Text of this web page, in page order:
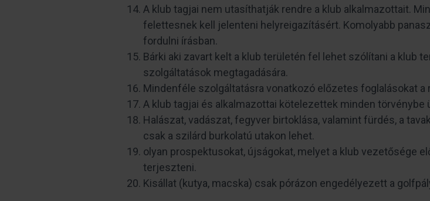
A klub tagjai nem utasíthatják rendre a klub alkalmazottait.
felettesnek kell jelenteni helyreigazításért. Komolyabb
fordulni írásban.
Bárki aki zavart kelt a klub területén fel lehet szólítani a klub
szolgáltatások megtagadására.
Mindenféle szolgáltatásra vonatkozó előzetes foglalásokat a
A klub tagjai és alkalmazottai kötelezettek minden
Halászat, vadászat, fegyver birtoklása, valamint fürdés, a
csak a szilárd burkolatú utakon lehet.
olyan prospektusokat, újságokat, melyet a klub vezetősége
terjeszteni.
Kisállat (kutya, macska) csak pórázon engedélyezett a